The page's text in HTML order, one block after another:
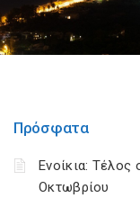
Πρόσφατα
Ενοίκια: Τέλος
Οκτωβρίου